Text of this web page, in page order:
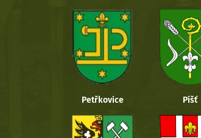
Petřkovice Píšť